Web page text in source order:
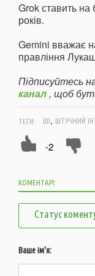
Grok ставить
років.
Gemini вважає
правління
Підписуйтесь
канал, щоб
ТЕГИ: ШІ, ШТУЧНИЙ
-2
КОМЕНТАРІ:
Статус
Ваше ім'я: